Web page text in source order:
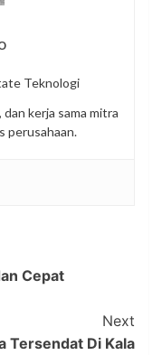
Teknologi
kerja sama mitra
perusahaan.
Cepat
Next
Tersendat Di Kala